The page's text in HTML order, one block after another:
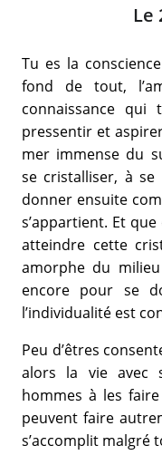
Le
Tu es la
fond de tout,
connaissance qui
pressentir et
mer immense du
se cristalliser, à
donner ensuite
s’appartient. Et
atteindre cette
amorphe du
encore pour se
l’individualité est
Peu d’êtres
alors la vie avec
hommes à les
peuvent faire
s’accomplit malgré